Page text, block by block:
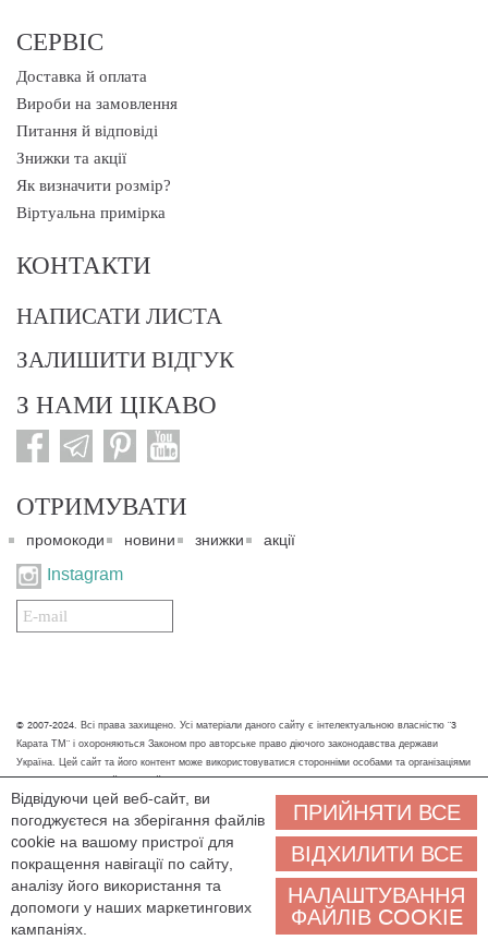
СЕРВІС
Доставка й оплата
Вироби на замовлення
Питання й відповіді
Знижки та акції
Як визначити розмір?
Віртуальна примірка
КОНТАКТИ
НАПИСАТИ ЛИСТА
ЗАЛИШИТИ ВІДГУК
З НАМИ ЦІКАВО
ОТРИМУВАТИ
промокоди новини знижки акції
Instagram
Подписаться
на
© 2007-2024. Всі права захищено. Усі матеріали даного сайту є інтелектуальною власністю "3
Карата ТМ" і охороняються Законом про авторське право діючого законодавства держави
Україна. Цей сайт та його контент може використовуватися сторонніми особами та організаціями
тільки для некомерційних цілей. Будь-яке завантаження, копіювання, друк та інше використання
матеріалів даного сайту для некомерційних цілей повинно супроводжуватись працюючим
посиланням або іншим зазначенням на джерело.
Ми обробляємо персональні дані (cookies, IP-адреса, місце розташування), щоб вам
було зручніше користуватися сайтом. Залишаючись на сайті, ви погоджуєтеся на
обробку персональних даних. Якщо ви не згодні, будь ласка, покиньте сайт і зв'яжіться з нами
будь-яким зручним способом, ми допоможемо знайти рішення.
Відвідуючи цей веб-сайт, ви
погоджуєтеся на зберігання файлів
cookie на вашому пристрої для
покращення навігації по сайту,
аналізу його використання та
допомоги у наших маркетингових
кампаніях.
ПРИЙНЯТИ ВСЕ
ВІДХИЛИТИ ВСЕ
НАЛАШТУВАННЯ
ФАЙЛІВ COOKIE